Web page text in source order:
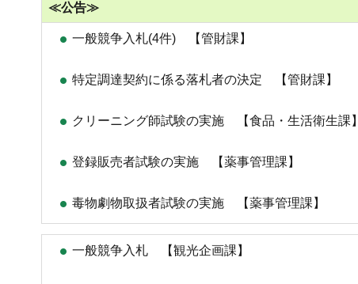
≪公告≫
一般競争入札(4件) 【管財課】
特定調達契約に係る落札者の決定 【管財課】
クリーニング師試験の実施 【食品・生活衛生課】
登録販売者試験の実施 【薬事管理課】
毒物劇物取扱者試験の実施 【薬事管理課】
一般競争入札 【観光企画課】